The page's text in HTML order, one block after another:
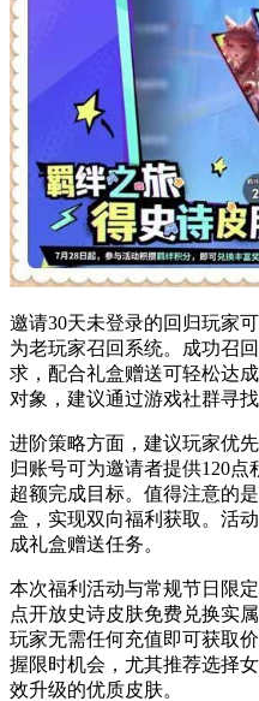
邀请30天未登录的回归玩家
为老玩家召回系统。成功召
求，配合礼盒赠送可轻松达
对象，建议通过游戏社群寻找
进阶策略方面，建议玩家优
归账号可为邀请者提供120
超额完成目标。值得注意的
盒，实现双向福利获取。活
成礼盒赠送任务。
本次福利活动与常规节日限
点开放史诗皮肤免费兑换实
玩家无需任何充值即可获取
握限时机会，尤其推荐选择
效升级的优质皮肤。